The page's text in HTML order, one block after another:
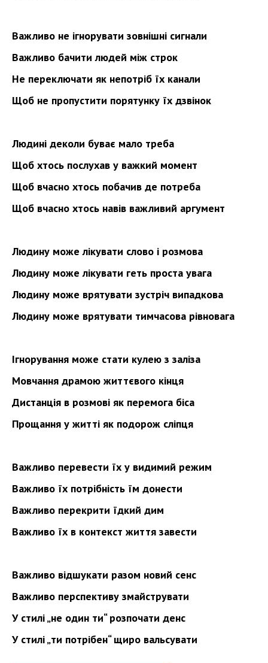
Важливо не ігнорувати зовнішні сигнали
Важливо бачити людей між строк
Не переключати як непотріб їх канали
Щоб не пропустити порятунку їх дзвінок
Людині деколи буває мало треба
Щоб хтось послухав у важкий момент
Щоб вчасно хтось побачив де потреба
Щоб вчасно хтось навів важливий аргумент
Людину може лікувати слово і розмова
Людину може лікувати геть проста увага
Людину може врятувати зустріч випадкова
Людину може врятувати тимчасова рівновага
Ігнорування може стати кулею з заліза
Мовчання драмою життєвого кінця
Дистанція в розмові як перемога біса
Прощання у житті як подорож сліпця
Важливо перевести їх у видимий режим
Важливо їх потрібність їм донести
Важливо перекрити їдкий дим
Важливо їх в контекст життя завести
Важливо відшукати разом новий сенс
Важливо перспективу змайструвати
У стилі „не один ти“ розпочати денс
У стилі „ти потрібен“ щиро вальсувати